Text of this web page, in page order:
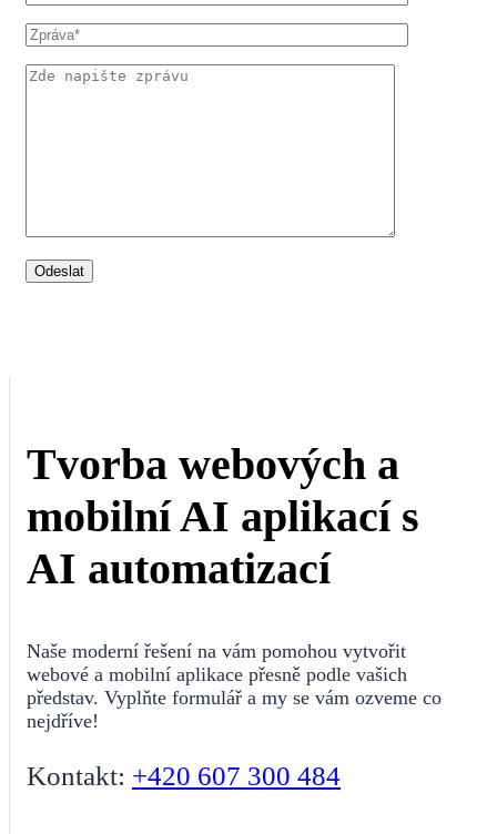
Tvorba webových a
mobilní AI aplikací s
AI automatizací
Naše moderní řešení na vám pomohou vytvořit
webové a mobilní aplikace přesně podle vašich
představ. Vyplňte formulář a my se vám ozveme co
nejdříve!
Kontakt: +420 607 300 484